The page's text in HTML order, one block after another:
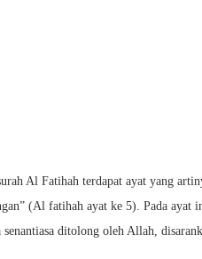
Al Fatihah terdapat ayat yang
(Al fatihah ayat ke 5). Pada ayat
senantiasa ditolong oleh Allah,